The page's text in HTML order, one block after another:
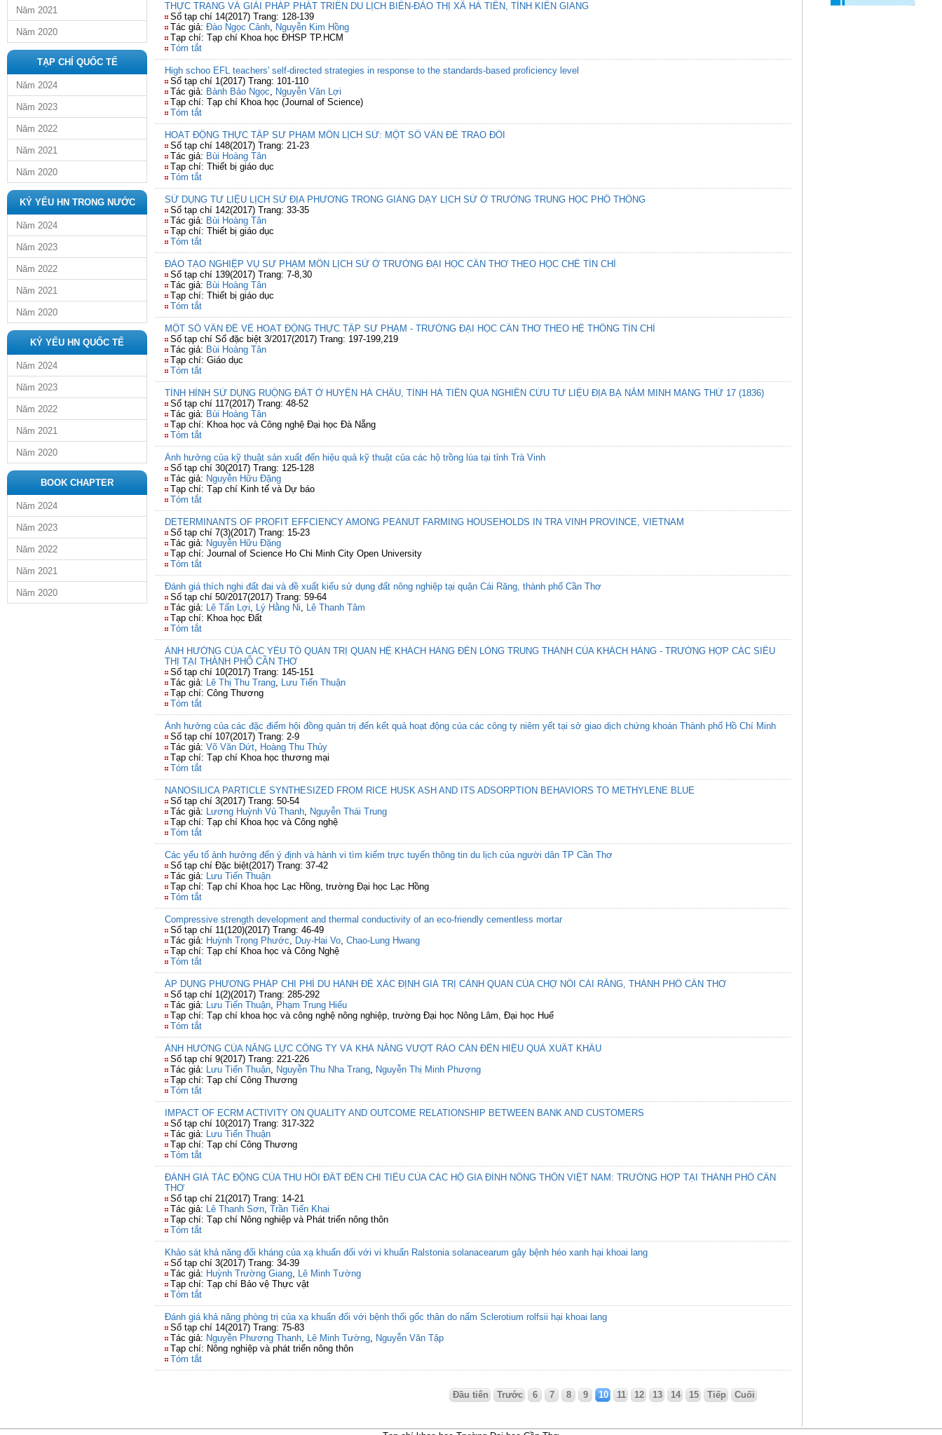
Năm 2021
Năm 2020
TẠP CHÍ QUỐC TẾ
Năm 2024
Năm 2023
Năm 2022
Năm 2021
Năm 2020
KỶ YẾU HN TRONG NƯỚC
Năm 2024
Năm 2023
Năm 2022
Năm 2021
Năm 2020
KỶ YẾU HN QUỐC TẾ
Năm 2024
Năm 2023
Năm 2022
Năm 2021
Năm 2020
BOOK CHAPTER
Năm 2024
Năm 2023
Năm 2022
Năm 2021
Năm 2020
THỰC TRẠNG VÀ GIẢI PHÁP PHÁT TRIỂN DU LỊCH BIỂN-ĐẢO THỊ XÃ HÀ TIÊN, TỈNH KIÊN GIANG
Số tạp chí 14(2017) Trang: 128-139
Tác giả: Đào Ngọc Cảnh, Nguyễn Kim Hồng
Tạp chí: Tạp chí Khoa học ĐHSP TP.HCM
Tóm tắt
High schoo EFL teachers' self-directed strategies in response to the standards-based proficiency level
Số tạp chí 1(2017) Trang: 101-110
Tác giả: Bành Bảo Ngọc, Nguyễn Văn Lợi
Tạp chí: Tạp chí Khoa học (Journal of Science)
Tóm tắt
HOẠT ĐỘNG THỰC TẬP SƯ PHẠM MÔN LỊCH SỬ: MỘT SỐ VẤN ĐỀ TRAO ĐỔI
Số tạp chí 148(2017) Trang: 21-23
Tác giả: Bùi Hoàng Tân
Tạp chí: Thiết bị giáo dục
Tóm tắt
SỬ DỤNG TƯ LIỆU LỊCH SỬ ĐỊA PHƯƠNG TRONG GIẢNG DẠY LỊCH SỬ Ở TRƯỜNG TRUNG HỌC PHỔ THÔNG
Số tạp chí 142(2017) Trang: 33-35
Tác giả: Bùi Hoàng Tân
Tạp chí: Thiết bị giáo dục
Tóm tắt
ĐÀO TẠO NGHIỆP VỤ SƯ PHẠM MÔN LỊCH SỬ Ở TRƯỜNG ĐẠI HỌC CẦN THƠ THEO HỌC CHẾ TÍN CHỈ
Số tạp chí 139(2017) Trang: 7-8,30
Tác giả: Bùi Hoàng Tân
Tạp chí: Thiết bị giáo dục
Tóm tắt
MỘT SỐ VẤN ĐỀ VỀ HOẠT ĐỘNG THỰC TẬP SƯ PHẠM - TRƯỜNG ĐẠI HỌC CẦN THƠ THEO HỆ THỐNG TÍN CHỈ
Số tạp chí Số đặc biệt 3/2017(2017) Trang: 197-199,219
Tác giả: Bùi Hoàng Tân
Tạp chí: Giáo dục
Tóm tắt
TÌNH HÌNH SỬ DỤNG RUỘNG ĐẤT Ở HUYỆN HÀ CHÂU, TỈNH HÀ TIÊN QUA NGHIÊN CỨU TƯ LIỆU ĐỊA BẠ NĂM MINH MẠNG THỨ 17 (1836)
Số tạp chí 117(2017) Trang: 48-52
Tác giả: Bùi Hoàng Tân
Tạp chí: Khoa học và Công nghệ Đại học Đà Nẵng
Tóm tắt
Ảnh hưởng của kỹ thuật sản xuất đến hiệu quả kỹ thuật của các hộ trồng lúa tại tỉnh Trà Vinh
Số tạp chí 30(2017) Trang: 125-128
Tác giả: Nguyễn Hữu Đặng
Tạp chí: Tạp chí Kinh tế và Dự báo
Tóm tắt
DETERMINANTS OF PROFIT EFFCIENCY AMONG PEANUT FARMING HOUSEHOLDS IN TRA VINH PROVINCE, VIETNAM
Số tạp chí 7(3)(2017) Trang: 15-23
Tác giả: Nguyễn Hữu Đặng
Tạp chí: Journal of Science Ho Chi Minh City Open University
Tóm tắt
Đánh giá thích nghi đất đai và đề xuất kiểu sử dụng đất nông nghiệp tại quận Cái Răng, thành phố Cần Thơ
Số tạp chí 50/2017(2017) Trang: 59-64
Tác giả: Lê Tấn Lợi, Lý Hằng Ni, Lê Thanh Tâm
Tạp chí: Khoa học Đất
Tóm tắt
ẢNH HƯỞNG CỦA CÁC YẾU TỐ QUẢN TRỊ QUAN HỆ KHÁCH HÀNG ĐẾN LÒNG TRUNG THÀNH CỦA KHÁCH HÀNG - TRƯỜNG HỢP CÁC SIÊU
THỊ TẠI THÀNH PHỐ CẦN THƠ
Số tạp chí 10(2017) Trang: 145-151
Tác giả: Lê Thị Thu Trang, Lưu Tiến Thuận
Tạp chí: Công Thương
Tóm tắt
Ảnh hưởng của các đặc điểm hội đồng quản trị đến kết quả hoạt động của các công ty niêm yết tại sở giao dịch chứng khoán Thành phố Hồ Chí Minh
Số tạp chí 107(2017) Trang: 2-9
Tác giả: Võ Văn Dứt, Hoàng Thu Thủy
Tạp chí: Tạp chí Khoa học thương mại
Tóm tắt
NANOSILICA PARTICLE SYNTHESIZED FROM RICE HUSK ASH AND ITS ADSORPTION BEHAVIORS TO METHYLENE BLUE
Số tạp chí 3(2017) Trang: 50-54
Tác giả: Lương Huỳnh Vủ Thanh, Nguyễn Thái Trung
Tạp chí: Tạp chí Khoa học và Công nghệ
Tóm tắt
Các yếu tố ảnh hưởng đến ý định và hành vi tìm kiếm trực tuyến thông tin du lịch của người dân TP Cần Thơ
Số tạp chí Đặc biệt(2017) Trang: 37-42
Tác giả: Lưu Tiến Thuận
Tạp chí: Tạp chí Khoa học Lạc Hồng, trường Đại học Lạc Hồng
Tóm tắt
Compressive strength development and thermal conductivity of an eco-friendly cementless mortar
Số tạp chí 11(120)(2017) Trang: 46-49
Tác giả: Huỳnh Trọng Phước, Duy-Hai Vo, Chao-Lung Hwang
Tạp chí: Tạp chí Khoa học và Công Nghệ
Tóm tắt
ÁP DỤNG PHƯƠNG PHÁP CHI PHÍ DU HÀNH ĐỂ XÁC ĐỊNH GIÁ TRỊ CẢNH QUAN CỦA CHỢ NỔI CÁI RĂNG, THÀNH PHỐ CẦN THƠ
Số tạp chí 1(2)(2017) Trang: 285-292
Tác giả: Lưu Tiến Thuận, Phạm Trung Hiếu
Tạp chí: Tạp chí khoa học và công nghệ nông nghiệp, trường Đại học Nông Lâm, Đại học Huế
Tóm tắt
ẢNH HƯỞNG CỦA NĂNG LỰC CÔNG TY VÀ KHẢ NĂNG VƯỢT RÀO CẢN ĐẾN HIỆU QUẢ XUẤT KHẨU
Số tạp chí 9(2017) Trang: 221-226
Tác giả: Lưu Tiến Thuận, Nguyễn Thu Nha Trang, Nguyễn Thị Minh Phượng
Tạp chí: Tạp chí Công Thương
Tóm tắt
IMPACT OF ECRM ACTIVITY ON QUALITY AND OUTCOME RELATIONSHIP BETWEEN BANK AND CUSTOMERS
Số tạp chí 10(2017) Trang: 317-322
Tác giả: Lưu Tiến Thuận
Tạp chí: Tạp chí Công Thương
Tóm tắt
ĐÁNH GIÁ TÁC ĐỘNG CỦA THU HỒI ĐẤT ĐẾN CHI TIÊU CỦA CÁC HỘ GIA ĐÌNH NÔNG THÔN VIỆT NAM: TRƯỜNG HỢP TẠI THÀNH PHỐ CẦN
THƠ
Số tạp chí 21(2017) Trang: 14-21
Tác giả: Lê Thanh Sơn, Trần Tiến Khai
Tạp chí: Tạp chí Nông nghiệp và Phát triển nông thôn
Tóm tắt
Khảo sát khả năng đối kháng của xạ khuẩn đối với vi khuẩn Ralstonia solanacearum gây bệnh héo xanh hại khoai lang
Số tạp chí 3(2017) Trang: 34-39
Tác giả: Huỳnh Trường Giang, Lê Minh Tường
Tạp chí: Tạp chí Bảo vệ Thực vật
Tóm tắt
Đánh giá khả năng phòng trị của xạ khuẩn đối với bệnh thối gốc thân do nấm Sclerotium rolfsii hại khoai lang
Số tạp chí 14(2017) Trang: 75-83
Tác giả: Nguyễn Phương Thanh, Lê Minh Tường, Nguyễn Văn Tập
Tạp chí: Nông nghiệp và phát triển nông thôn
Tóm tắt
Đầu tiên Trước 6 7 8 9 10 11 12 13 14 15 Tiếp Cuối